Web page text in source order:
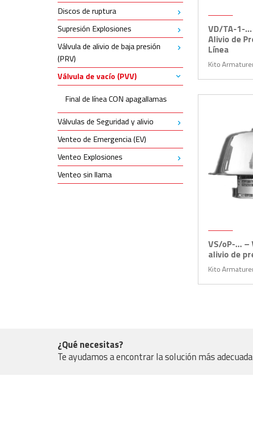
Discos de ruptura
Supresión Explosiones
Válvula de alivio de baja presión
(PRV)
Válvula de vacío (PVV)
Final de línea CON apagallamas
Válvulas de Seguridad y alivio
Venteo de Emergencia (EV)
Venteo Explosiones
Venteo sin llama
VD/TA-1-
Alivio de
Línea
Kito
VS/oP-… –
alivio de
Kito
¿Qué necesitas?
Te ayudamos a encontrar la solución más